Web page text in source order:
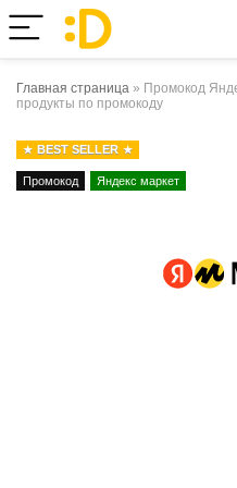
Главная страница » Промокод
продукты по промокоду
BEST SELLER
Промокод Яндекс маркет